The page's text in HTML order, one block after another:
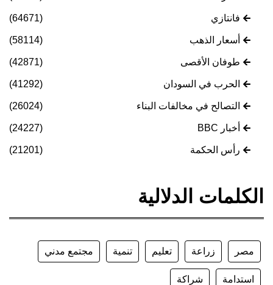
فانتازي (64671)
أسعار الذهب (58114)
طوفان الأقصى (42871)
الحرب في السودان (41292)
التصالح في مخالفات البناء (26024)
أخبار BBC (24227)
رأس الحكمة (21201)
الكلمات الدلالية
مصر زراعة تعليم تنمية مجتمع مدني
استدامة شراكة